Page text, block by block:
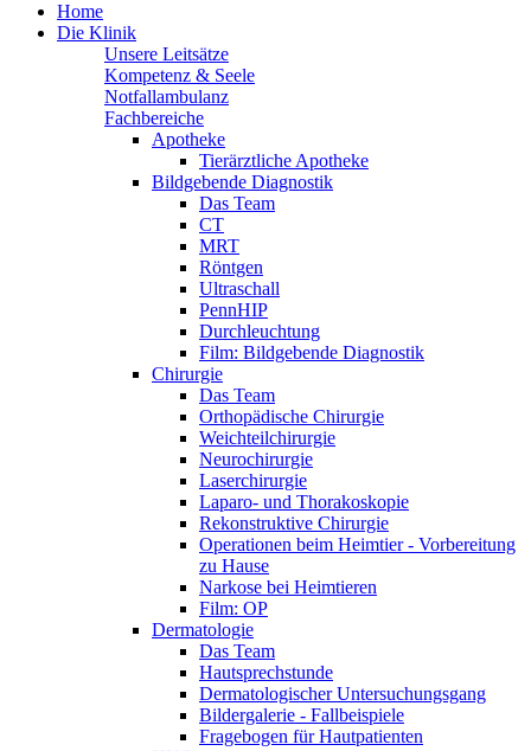
Home
Die Klinik
Unsere Leitsätze
Kompetenz & Seele
Notfallambulanz
Fachbereiche
Apotheke
Tierärztliche Apotheke
Bildgebende Diagnostik
Das Team
CT
MRT
Röntgen
Ultraschall
PennHIP
Durchleuchtung
Film: Bildgebende Diagnostik
Chirurgie
Das Team
Orthopädische Chirurgie
Weichteilchirurgie
Neurochirurgie
Laserchirurgie
Laparo- und Thorakoskopie
Rekonstruktive Chirurgie
Operationen beim Heimtier - Vorbereitung
zu Hause
Narkose bei Heimtieren
Film: OP
Dermatologie
Das Team
Hautsprechstunde
Dermatologischer Untersuchungsgang
Bildergalerie - Fallbeispiele
Fragebogen für Hautpatienten